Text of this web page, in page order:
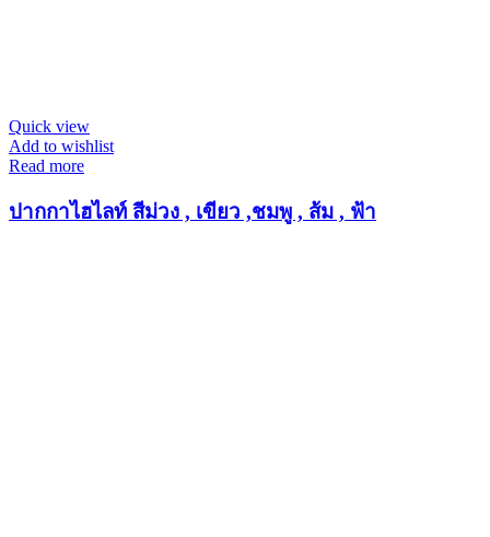
Quick view
Add to wishlist
Read more
ปากกาไฮไลท์ สีม่วง , เขียว ,ชมพู , ส้ม , ฟ้า